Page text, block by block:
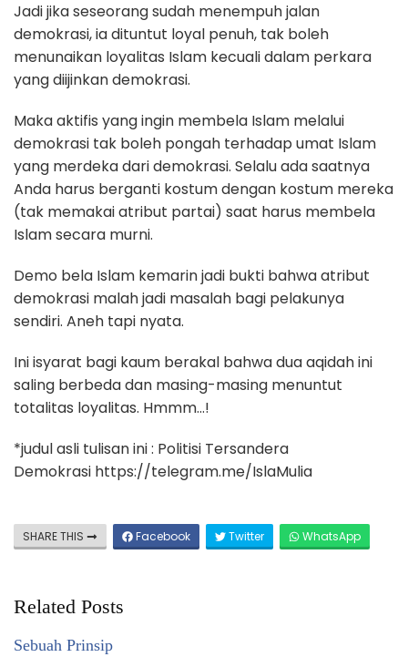
Jadi jika seseorang sudah menempuh jalan
demokrasi, ia dituntut loyal penuh, tak boleh
menunaikan loyalitas Islam kecuali dalam perkara
yang diijinkan demokrasi.
Maka aktifis yang ingin membela Islam melalui
demokrasi tak boleh pongah terhadap umat Islam
yang merdeka dari demokrasi. Selalu ada saatnya
Anda harus berganti kostum dengan kostum mereka
(tak memakai atribut partai) saat harus membela
Islam secara murni.
Demo bela Islam kemarin jadi bukti bahwa atribut
demokrasi malah jadi masalah bagi pelakunya
sendiri. Aneh tapi nyata.
Ini isyarat bagi kaum berakal bahwa dua aqidah ini
saling berbeda dan masing-masing menuntut
totalitas loyalitas. Hmmm…!
*judul asli tulisan ini : Politisi Tersandera
Demokrasi https://telegram.me/IslaMulia
SHARE THIS Facebook Twitter WhatsApp
Related Posts
Sebuah Prinsip